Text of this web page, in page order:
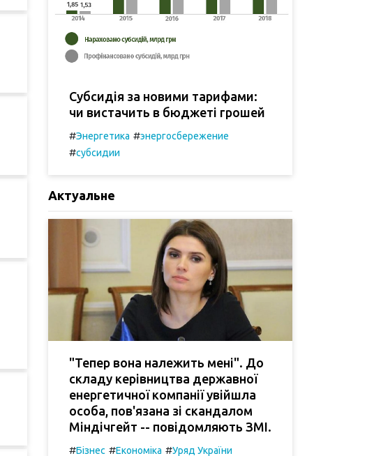
Субсидія за новими тарифами:
чи вистачить в бюджеті грошей
#Энергетика #энергосбережение
#субсидии
Актуальне
"Тепер вона належить мені". До
складу керівництва державної
енергетичної компанії увійшла
особа, пов'язана зі скандалом
Міндічгейт -- повідомляють ЗМІ.
#Бізнес #Економіка #Уряд України